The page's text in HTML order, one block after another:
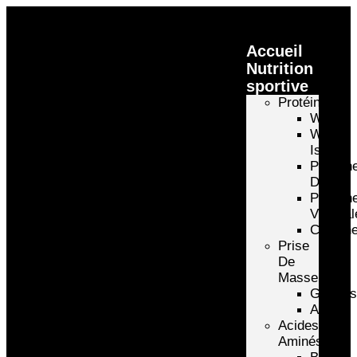
Accueil
Nutrition
sportive
Protéines
Whey
Whey
Isolate
D’oeuf
Prise
De
Masse
Gainers
Autre
Acides
Aminés